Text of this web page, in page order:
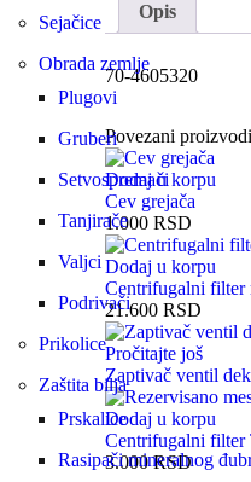
Sejačice
Obrada zemlje
Plugovi
Gruberi
Setvospremači
Tanjirače
Valjci
Podrivači
Prikolice
Zaštita bilja
Prskalice
Rasipači mineralnog
Opis
70-4605320
Povezani proizvodi
Dodaj u korpu
Cev grejača
1.000 RSD
Dodaj u korpu
Centrifugalni filter
21.600 RSD
Pročitajte još
Zaptivač ventil
Dodaj u korpu
Centrifugalni filter
3.000RSD